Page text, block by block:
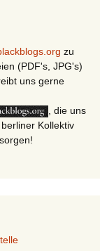
zu
(PDF's, JPG's)
uns gerne
, die uns
Kollektiv